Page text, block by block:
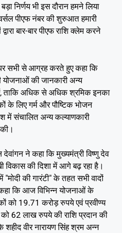
निर्णय भी इस दौरान हमने लिया
पीएफ नंबर की शुरुआत हमारी
बार-बार पीएफ राशि क्लेम करने
से आग्रह करते हुए कहा कि
योजनाओं की जानकारी अन्य
ताकि अधिक से अधिक श्रमिक इनका
के लिए गर्म और पौष्टिक भोजन
में संचालित अन्य कल्याणकारी
ने कहा कि मुख्यमंत्री विष्णु देव
की दिशा में आगे बढ़ रहा है।
"मोदी की गारंटी" के तहत सभी वादों
कहा कि आज विभिन्न योजनाओं के
को 19.71 करोड़ रुपये एवं प्रवीण्य
को 62 लाख रुपये की राशि प्रदान की
शहीद वीर नारायण सिंह श्रम अन्न